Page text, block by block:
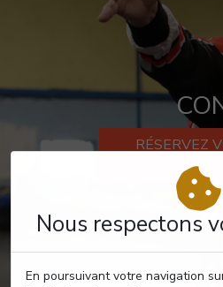
Nous respectons
En poursuivant votre navigation
RÉSERVEZ
PASSAGE